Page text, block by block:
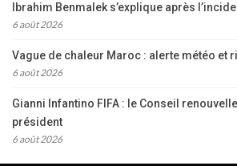
Ibrahim Benmalek s’explique après
6 août 2026
Vague de chaleur Maroc : alerte météo et
6 août 2026
Gianni Infantino FIFA : le Conseil
président
6 août 2026